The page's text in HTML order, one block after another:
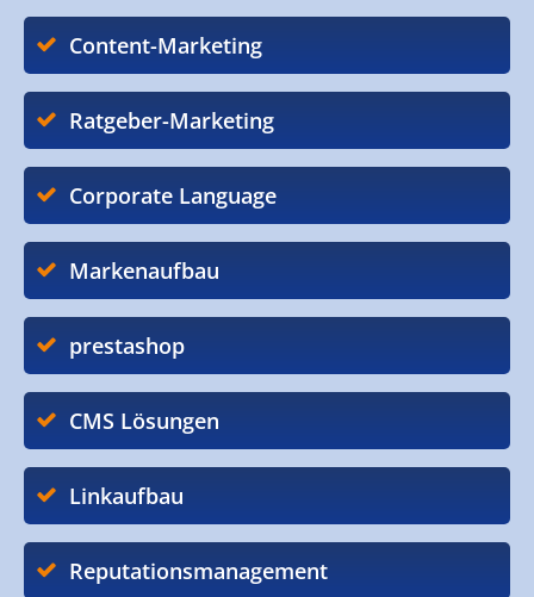
Content-Marketing
Ratgeber-Marketing
Corporate Language
Markenaufbau
prestashop
CMS Lösungen
Linkaufbau
Reputationsmanagement